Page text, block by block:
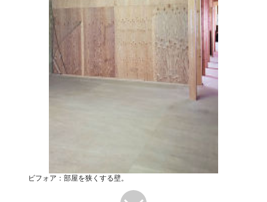
ビフォア：部屋を狭くする壁。